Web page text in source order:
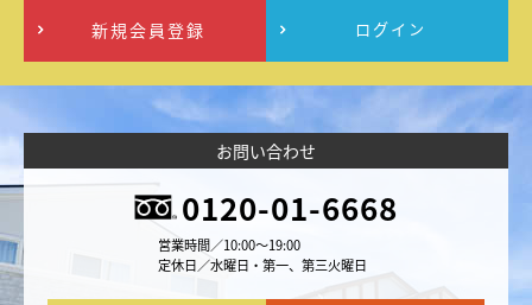
新規会員登録 ログイン
お問い合わせ
0120-01-6668
営業時間／10:00～19:00
定休日／水曜日・第一、第三火曜日